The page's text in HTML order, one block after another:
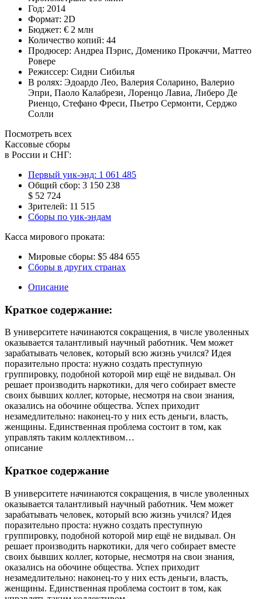
Год: 2014
Формат: 2D
Бюджет: € 2 млн
Количество копий: 44
Продюсер: Андреа Пэрис, Доменико Прокаччи, Маттео
Ровере
Режиссер: Сидни Сибилья
В ролях: Эдоардо Лео, Валерия Соларино, Валерио
Эпри, Паоло Калабрези, Лоренцо Лавиа, Либеро Де
Риенцо, Стефано Фреси, Пьетро Сермонти, Серджо
Солли
Посмотреть всех
Кассовые сборы
в России и СНГ:
Первый уик-энд: 1 061 485
Общий сбор: 3 150 238
$ 52 724
Зрителей: 11 515
Сборы по уик-эндам
Касса мирового проката:
Мировые сборы: $5 484 655
Сборы в других странах
Описание
Краткое содержание:
В университете начинаются сокращения, в числе уволенных
оказывается талантливый научный работник. Чем может
зарабатывать человек, который всю жизнь учился? Идея
поразительно проста: нужно создать преступную
группировку, подобной которой мир ещё не видывал. Он
решает производить наркотики, для чего собирает вместе
своих бывших коллег, которые, несмотря на свои знания,
оказались на обочине общества. Успех приходит
незамедлительно: наконец-то у них есть деньги, власть,
женщины. Единственная проблема состоит в том, как
управлять таким коллективом…
описание
Краткое содержание
В университете начинаются сокращения, в числе уволенных
оказывается талантливый научный работник. Чем может
зарабатывать человек, который всю жизнь учился? Идея
поразительно проста: нужно создать преступную
группировку, подобной которой мир ещё не видывал. Он
решает производить наркотики, для чего собирает вместе
своих бывших коллег, которые, несмотря на свои знания,
оказались на обочине общества. Успех приходит
незамедлительно: наконец-то у них есть деньги, власть,
женщины. Единственная проблема состоит в том, как